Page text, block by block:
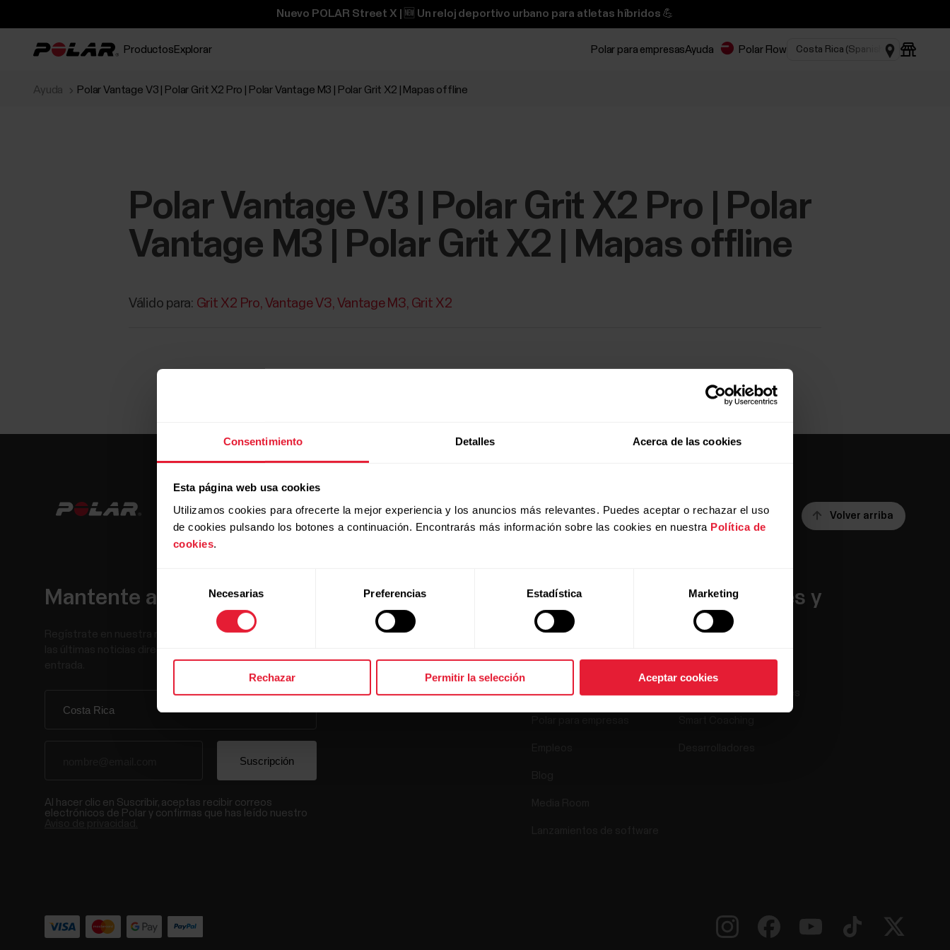
Consentimiento Detalles Acerca de las cookies
Esta página web usa cookies
Utilizamos cookies para ofrecerte la mejor experiencia y los anuncios más relevantes. Puedes aceptar o rechazar el uso
de cookies pulsando los botones a continuación. Encontrarás más información sobre las cookies en nuestra Política de
cookies.
consentimiento
Necesarias Preferencias Estadística Marketing
Rechazar Permitir la selección Aceptar cookies
Nuevo POLAR Street X | 🆕 Un reloj deportivo urbano para atletas híbridos 💪
Productos Explorar Polar para empresasAyuda Polar Flow
Ayuda Polar Vantage V3 | Polar Grit X2 Pro | Polar Vantage M3 | Polar Grit X2 | Mapas offline
Polar Vantage V3 | Polar Grit X2 Pro | Polar
Vantage M3 | Polar Grit X2 | Mapas offline
Válido para: Grit X2 Pro Vantage V3 Vantage M3 Grit X2
Volver arriba
Mantente al día.
Regístrate en nuestra newsletter quincenal y recibe
Al hacer clic en Suscribir, aceptas recibir correos
electrónicos de Polar y confirmas que has leído nuestro
Productos
Sensores
Accesorios
Acerca de
Polar
La ciencia
Aplicaciones y
servicios
Aplicaciones compatibles